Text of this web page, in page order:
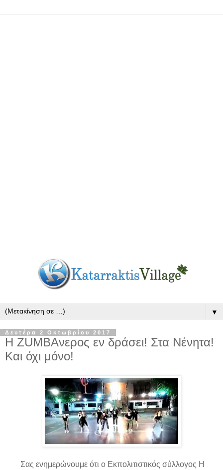
▼
Δευτέρα 2 Οκτωβρίου 2017
Η ZUMBAνερος εν δράσει! Στα Νένητα!
Και όχι μόνο!
Σας ενημερώνουμε ότι ο Εκπολιτιστικός σύλλογος Η